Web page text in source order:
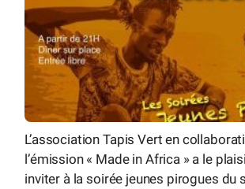
L’association Tapis Vert en
l’émission « Made in Africa » a le
inviter à la soirée jeunes pirogues du